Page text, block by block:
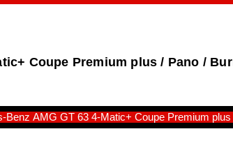
Coupe Premium plus / Pano /